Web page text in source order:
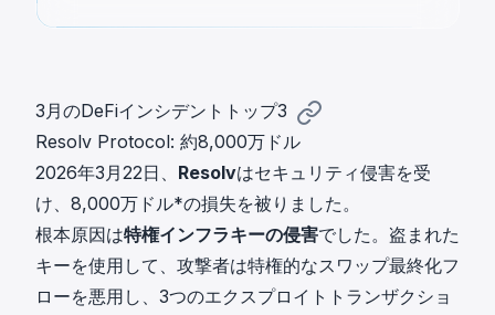
3月のDeFiインシデントトップ3
Resolv Protocol: 約8,000万ドル
2026年3月22日、 Resolvはセキュリティ侵害を受
け、8,000万ドル*の損失を被りました。
根本原因は特権インフラキーの侵害でした。盗まれた
キーを使用して、攻撃者は特権的なスワップ最終化フ
ローを悪用し、3つのエクスプロイトトランザクショ